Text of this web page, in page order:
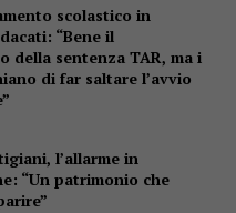
scolastico in
“Bene il
della sentenza TAR, ma i
di far saltare l’avvio
l’allarme in
“Un patrimonio che